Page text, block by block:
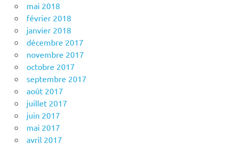
mai 2018
février 2018
janvier 2018
décembre 2017
novembre 2017
octobre 2017
septembre 2017
août 2017
juillet 2017
juin 2017
mai 2017
avril 2017